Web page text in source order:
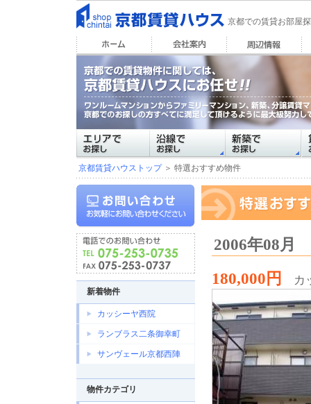
京都での賃貸お部屋
京都賃貸ハウストップ＞ 特選おすすめ物件
2006年08月
180,000円
カ
新着物件
カッシーヤ西院
ランブラス二条御幸町
サンヴェール京都西陣
物件カテゴリ